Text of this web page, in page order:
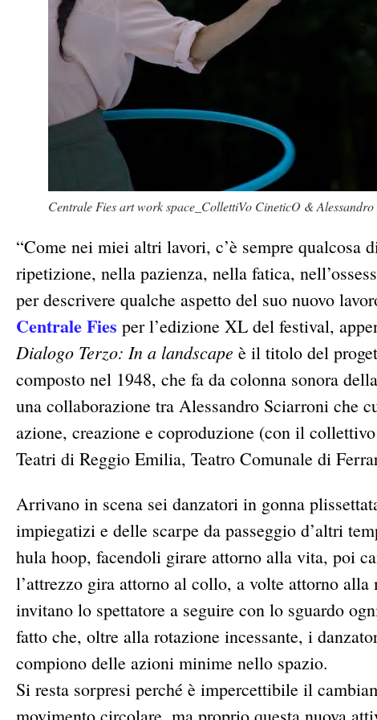
Centrale Fies art work space_CollettiVo CineticO &
“Come nei miei altri lavori, c’è sempre qualcosa
ripetizione, nella pazienza, nella fatica,
per descrivere qualche aspetto del suo nuovo
Centrale Fies per l’edizione XL del festival,
Dialogo Terzo: In a landscape è il titolo del
composto nel 1948, che fa da colonna sonora
una collaborazione tra Alessandro Sciarroni che
azione, creazione e coproduzione (con il
Teatri di Reggio Emilia, Teatro Comunale di
Arrivano in scena sei danzatori in gonna
impiegatizi e delle scarpe da passeggio d’altri
hula hoop, facendoli girare attorno alla vita, poi
l’attrezzo gira attorno al collo, a volte attorno
invitano lo spettatore a seguire con lo sguardo
fatto che, oltre alla rotazione incessante, i
compiono delle azioni minime nello spazio.
Si resta sorpresi perché è impercettibile il